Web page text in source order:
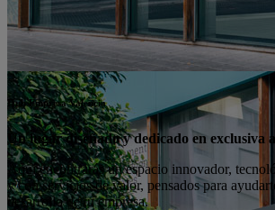
Hub Empresa Valencia
Un lugar diseñado y dedicado en exclusiva
Aquí encontrarás un espacio innovador,
y con servicios de valor, pensados para
desarrollo de tu empresa.